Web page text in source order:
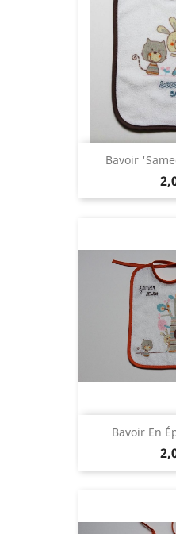
Bavoir
Bavoir En